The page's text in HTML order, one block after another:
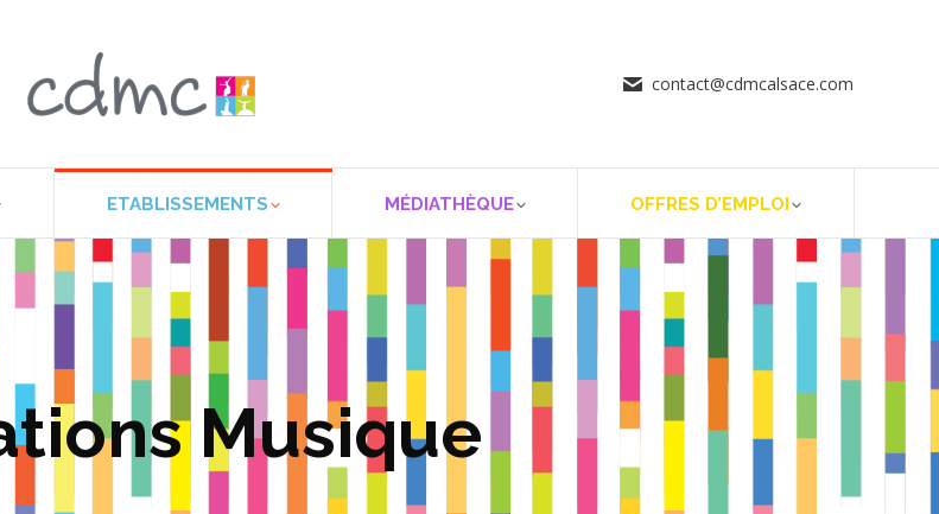
contact@cdmcalsace.com
ETABLISSEMENTS MÉDIATHÈQUE OFFRES D’EMPLOI
Musique